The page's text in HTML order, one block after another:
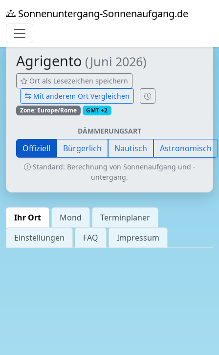
Sonnenuntergang-Sonnenaufgang.de
Agrigento (Juni 2026)
Ort als Lesezeichen speichern
Mit anderem Ort Vergleichen
Zone: Europe/Rome GMT +2
DÄMMERUNGSART
Offiziell Bürgerlich Nautisch Astronomisch
Standard: Berechnung von Sonnenaufgang und -
untergang.
Ihr Ort Mond
Terminplaner
Einstellungen
FAQ Impressum